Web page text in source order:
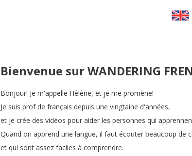
Bienvenue sur WANDERING
Bonjour! Je m'appelle Hélène, et je me promène!
Je suis prof de français depuis une vingtaine d'années,
et je crée des vidéos pour aider les personnes qui
Quand on apprend une langue, il faut écouter beaucoup de
et qui sont assez faciles à comprendre.